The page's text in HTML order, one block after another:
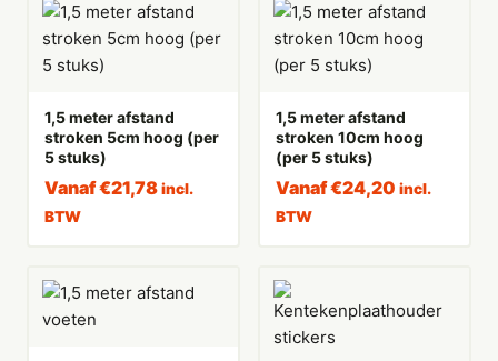
1,5 meter afstand
stroken 5cm hoog (per
5 stuks)
Vanaf€21,78 incl.
BTW
1,5 meter afstand
stroken 10cm hoog
(per 5 stuks)
Vanaf€24,20 incl.
BTW